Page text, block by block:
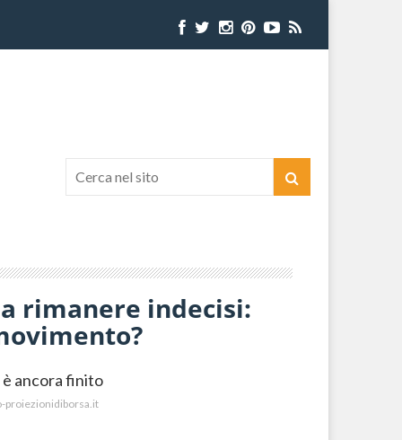
rimanere indecisi:
proiezionidiborsa.it